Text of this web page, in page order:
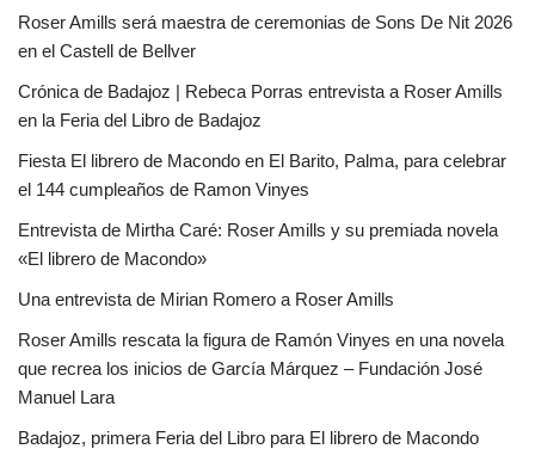
Roser Amills será maestra de ceremonias de Sons De Nit 2026
en el Castell de Bellver
Crónica de Badajoz | Rebeca Porras entrevista a Roser Amills
en la Feria del Libro de Badajoz
Fiesta El librero de Macondo en El Barito, Palma, para celebrar
el 144 cumpleaños de Ramon Vinyes
Entrevista de Mirtha Caré: Roser Amills y su premiada novela
«El librero de Macondo»
Una entrevista de Mirian Romero a Roser Amills
Roser Amills rescata la figura de Ramón Vinyes en una novela
que recrea los inicios de García Márquez – Fundación José
Manuel Lara
Badajoz, primera Feria del Libro para El librero de Macondo